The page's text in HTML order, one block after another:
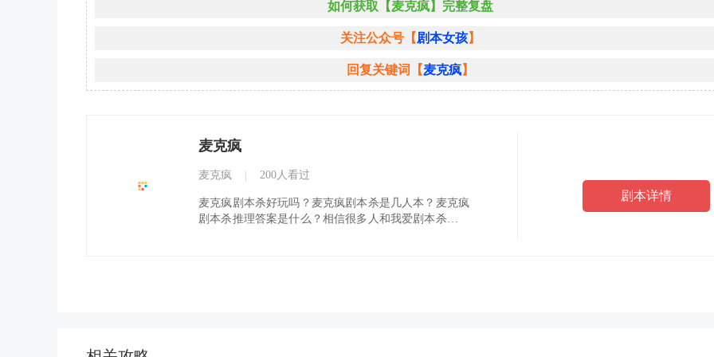
如何获取【麦克疯】完整复盘
关注公众号【剧本女孩】
回复关键词【麦克疯】
麦克疯
麦克疯 200人看过
麦克疯剧本杀好玩吗？麦克疯剧本杀是几人本？麦克疯
剧本杀推理答案是什么？相信很多人和我爱剧本杀小编
剧本详情